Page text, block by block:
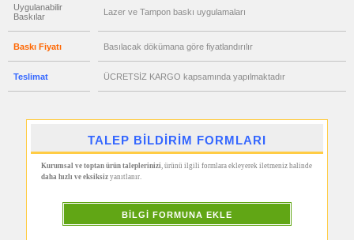
Uygulanabilir
Baskılar
Lazer ve Tampon baskı uygulamaları
Baskı Fiyatı Basılacak dökümana göre fiyatlandırılır
Teslimat ÜCRETSİZ KARGO kapsamında yapılmaktadır
TALEP BİLDİRİM FORMLARI
Kurumsal ve toptan ürün taleplerinizi, ürünü ilgili formlara ekleyerek iletmeniz halinde
daha hızlı ve eksiksizyanıtlanır.
BİLGİ FORMUNA EKLE
Aynası
&
Metre
Feneri
promosyon
Küllük
promosyon